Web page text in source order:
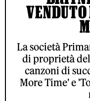
VENDUTO
La società
di proprietà
canzoni di
More Time' e